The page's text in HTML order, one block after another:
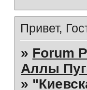
Привет,
» Forum
Аллы
»